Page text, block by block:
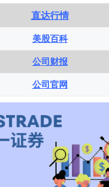
直达行情
美股百科
公司财报
公司官网